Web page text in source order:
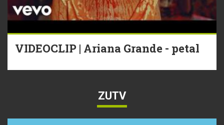
VIDEOCLIP | Ariana Grande - petal
ZUTV